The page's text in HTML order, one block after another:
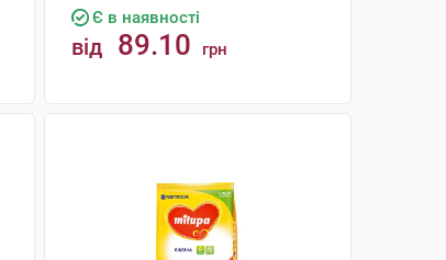
Є в наявності
від 89.10 грн